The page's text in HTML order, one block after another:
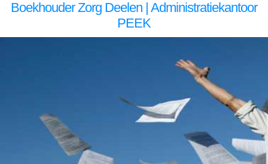
Boekhouder Zorg Deelen | Administratiekantoor
PEEK